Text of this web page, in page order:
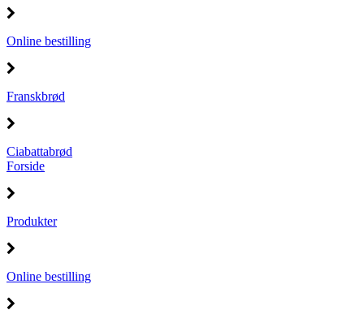
Online bestilling
Franskbrød
Ciabattabrød
Forside
Produkter
Online bestilling